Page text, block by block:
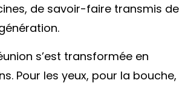
de savoir-faire transmis de
s’est transformée en
Pour les yeux, pour la bouche,